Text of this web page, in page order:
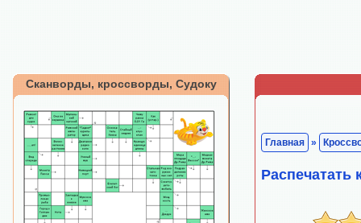
Сканворды, кроссворды, Судоку
Главная »
Распечатать